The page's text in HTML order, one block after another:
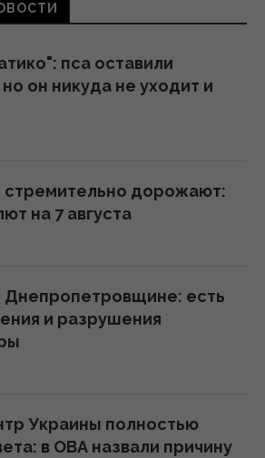
8 августа
2026
отреагировали на
2026
установками РФ
2026
Северной Кореи Россия
2026
пса оставили
он никуда не уходит и
стремительно дорожают:
на 7 августа
Днепропетровщине: есть
и разрушения
Украины полностью
в ОВА назвали причину